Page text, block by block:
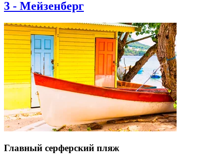
3 - Мейзенберг
Главный серферский пляж